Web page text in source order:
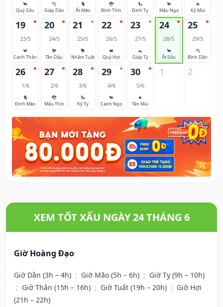
🐂
Quý Sửu
🐅
Giáp Dần
🐈
Ất Mão
🐉
Bính Thìn
🐍
Đinh Tỵ
🐎
Mậu Ngọ
🐐
Kỷ Mùi
19
23/5
🐒
Canh Thân
20
24/5
🐓
Tân Dậu
21
25/5
🐕
Nhâm Tuất
22
26/5
🐖
Quý Hợi
23
27/5
🐀
Giáp Tý
24
28/5
🐂
Ất Sửu
25
29/5
🐅
Bính Dần
26
1/6
🐈
Đinh Mão
27
2/6
🐉
Mậu Thìn
28
3/6
🐍
Kỷ Tỵ
29
4/6
🐎
Canh Ngọ
30
5/6
🐐
Tân Mùi
1 2
XEM TỐT XẤU NGÀY 24 THÁNG 6
Giờ Hoàng Đạo
Giờ Dần (3h – 4h) ; Giờ Mão (5h – 6h) ; Giờ Tỵ (9h – 10h)
; Giờ Thân (15h – 16h) ; Giờ Tuất (19h – 20h) ; Giờ Hợi
(21h – 22h)